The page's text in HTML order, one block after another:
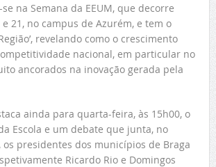
na Semana da EEUM, que decorre
21, no campus de Azurém, e tem o
revelando como o crescimento
nacional, em particular no
ancorados na inovação gerada pela
ainda para quarta-feira, às 15h00, o
Escola e um debate que junta, no
presidentes dos municípios de Braga
Ricardo Rio e Domingos